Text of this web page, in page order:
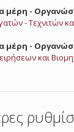
μέρη -
- Τεχνιτών
μέρη -
και